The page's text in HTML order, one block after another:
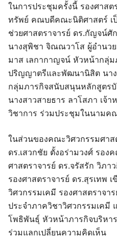
ในการประชุมครั้งนี้ รองศาส
ทรัพย์ คณบดีคณะนิติศาสตร์ เ
ช่วยศาสตราจารย์ ดร.กัญจน์
นางสุพิชา จิณณวาโส ผู้อำนว
มาส เลกากาญจน์ หัวหน้ากลุ่
ปริญญาตรีและพัฒนานิสิต นา
กลุ่มภารกิจสนับสนุนหลักสูตร
นางสาวสายธาร ลาโสภา เจ้า
วิชาการ ร่วมประชุมในนามค
ในส่วนของคณะวิศวกรรมศาส
ดร.เสวกชัย ตั้งอร่ามวงศ์ รอง
ศาสตราจารย์ ดร.จรัสรัก วิภ
รองศาสตราจารย์ ดร.สุรเทพ
วิศวกรรมเคมี รองศาสตราจา
ประจำภาควิชาวิศวกรรมเคมี
โพธิพันธุ์ หัวหน้าภารกิจบริหา
ร่วมแลกเปลี่ยนความคิดเห็น